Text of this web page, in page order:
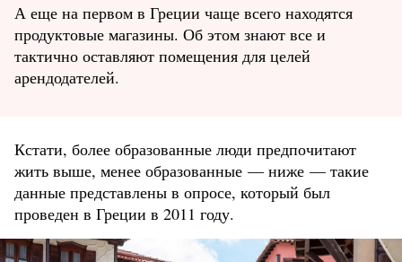
А еще на первом в Греции чаще всего находятся
продуктовые магазины. Об этом знают все и
тактично оставляют помещения для целей
арендодателей.
Кстати, более образованные люди предпочитают
жить выше, менее образованные — ниже — такие
данные представлены в опросе, который был
проведен в Греции в 2011 году.